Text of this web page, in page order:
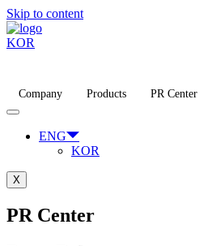
Skip to content
KOR
Company Products PR Center
ENG
KOR
X
PR Center